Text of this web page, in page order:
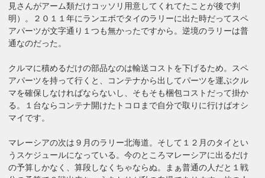
見さんがアーム類だけコッソリ用意してくれてたことが後で判
明）。２０１１年にランエボでタイのラリーに出た時だってスペ
アパーツが文字通り１つも無かったですから。逆境のラリーは普
通なのだった。
クルマに積めるだけの部品なのは輸送コストを下げるため。スペ
アパーツを持って行くと、コンテナから出してパーツを運ぶクル
マを確保しなければならないし、そもそも梱包コストだって掛か
る。１台ならコンテナ開けたトコロまで自分で取りに行けばオシ
マイです。
マレーシアの次は９月のラリー北海道。そして１２月のタイとい
うスケジュールになっている。今のところマレーシアに出るだけ
の予算しかなく、算段しなくちゃならぬ。まぁ普通の人だと１戦